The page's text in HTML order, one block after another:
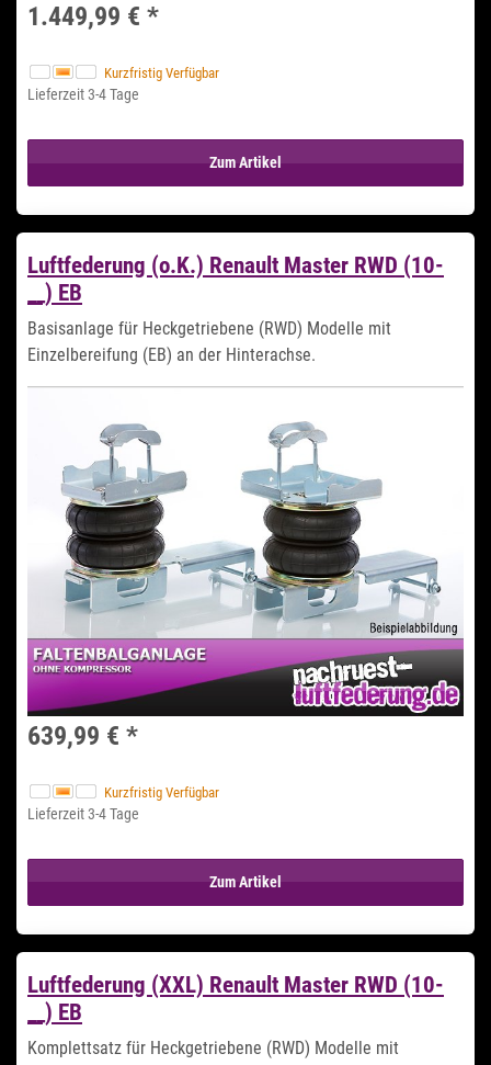
1.449,99 € *
Kurzfristig Verfügbar
Lieferzeit 3-4 Tage
Zum Artikel
Luftfederung (o.K.) Renault Master RWD (10-
__) EB
Basisanlage für Heckgetriebene (RWD) Modelle mit
Einzelbereifung (EB) an der Hinterachse.
639,99 € *
Kurzfristig Verfügbar
Lieferzeit 3-4 Tage
Zum Artikel
Luftfederung (XXL) Renault Master RWD (10-
__) EB
Komplettsatz für Heckgetriebene (RWD) Modelle mit